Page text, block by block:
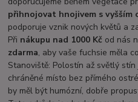
přihnojovat hnojivem s vyšším
podporuje vznik nových květů a
Při nákupu nad 1000 Kč od nás
zdarma, aby vaše fuchsie měla
Stanoviště: Polostín až světlý
chráněné místo bez přímého
by měl být humózní, dobře